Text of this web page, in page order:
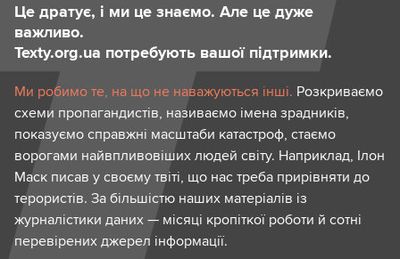
Це дратує, і ми це знаємо. Але це дуже
важливо.
Texty.org.ua потребують вашої підтримки.
Ми робимо те, на що не наважуються інші. Розкриваємо
схеми пропагандистів, називаємо імена зрадників,
показуємо справжні масштаби катастроф, стаємо
ворогами найвпливовіших людей світу. Наприклад, Ілон
Маск писав у своєму твіті, що нас треба прирівняти до
терористів. За більшістю наших матеріалів із
журналістики даних — місяці кропіткої роботи й сотні
перевірених джерел інформації.